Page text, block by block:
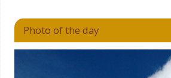
Photo of the day